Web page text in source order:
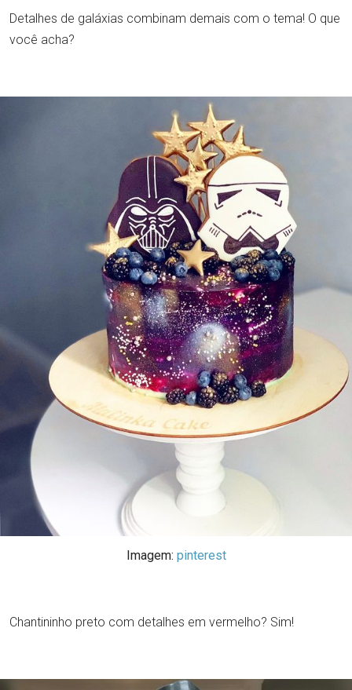
Detalhes de galáxias combinam demais com o tema! O que
você acha?
Imagem: pinterest
Chantininho preto com detalhes em vermelho? Sim!